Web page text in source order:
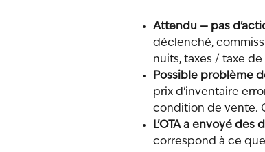
Attendu — pas
déclenché,
nuits, taxes / taxe
Possible problème
prix d'inventaire
condition de vente.
L'OTA a envoyé
correspond à ce